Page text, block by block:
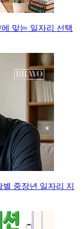
맞는 일자리 선택
중장년 일자리 지